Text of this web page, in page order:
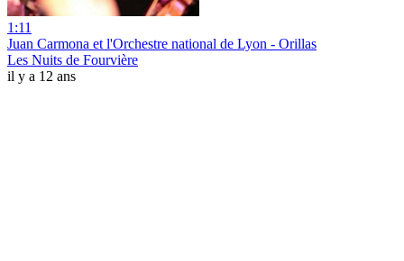
1:11
Juan Carmona et l'Orchestre national de Lyon - Orillas
Les Nuits de Fourvière
il y a 12 ans